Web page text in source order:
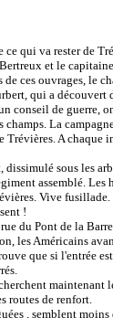
ce qui va rester de
et le
de ces ouvrages, le
qui a découvert
conseil de guerre,
champs. La
A chaque
dissimulé sous les
assemblé. Les
Vive
!
du Pont de la
les Américains
que si l'entrée
maintenant
routes de renfort.
, semblent